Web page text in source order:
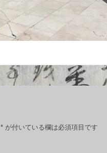
* が付いている欄は必須項目です